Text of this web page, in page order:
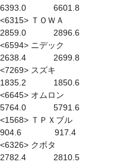
6393.0　　　 6601.8
<6315> ＴＯＷＡ　　　　
2859.0　　　 2896.6
<6594> ニデック　　　　
2638.4　　　 2699.8
<7269> スズキ　　　　　
1835.2　　　 1850.6
<6645> オムロン　　　　
5764.0　　　 5791.6
<1568> ＴＰＸブル　　　
904.6　　　　917.4
<6326> クボタ　　　　　
2782.4　　　 2810.5